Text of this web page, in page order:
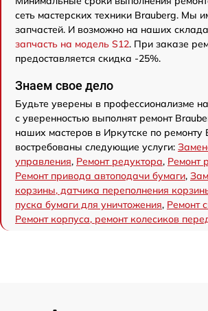
сеть мастерских техники Brauberg. Мы
запчастей. И возможно на наших
запчасть на модель S12. При заказе
предоставляется скидка -25%.
Знаем свое дело
Будьте уверены в профессионализме
с уверенностью выполнят ремонт
наших мастеров в Иркутске по ремонту
востребованы следующие услуги:
управления, Ремонт редуктора, Ремонт
Ремонт привода автоподачи бумаги,
корзины, датчика переполнения
пуска бумаги для уничтожения, Ремонт
Ремонт корпуса, ремонт колесиков